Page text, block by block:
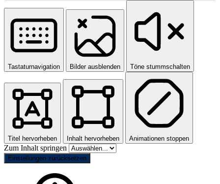
Tastaturnavigation Bilder ausblenden Töne stummschalten
Titel hervorheben Inhalt hervorheben Animationen stoppen
Zum Inhalt springen
Einstellungen zurücksetzen